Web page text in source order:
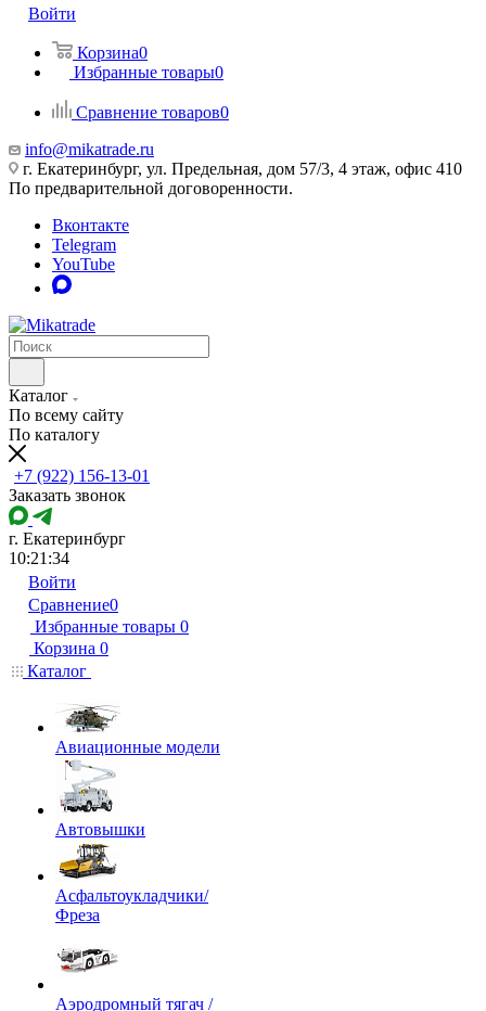
Войти
Корзина0
Избранные товары0
Сравнение товаров0
info@mikatrade.ru
г. Екатеринбург, ул. Предельная, дом 57/3, 4 этаж, офис 410
По предварительной договоренности.
Вконтакте
Telegram
YouTube
Каталог
По всему сайту
По каталогу
+7 (922) 156-13-01
Заказать звонок
г. Екатеринбург
10:21:34
Войти
Сравнение0
Избранные товары 0
Корзина 0
Каталог
Авиационные модели
Автовышки
Асфальтоукладчики/
Фреза
Аэродромный тягач /